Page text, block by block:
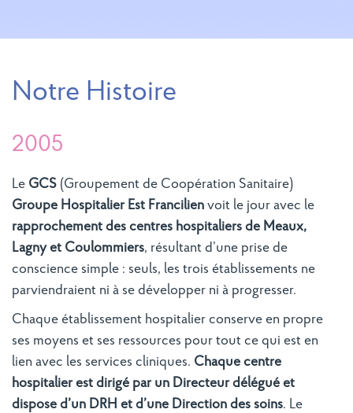
Notre Histoire
2005
Le GCS (Groupement de Coopération Sanitaire)
Groupe Hospitalier Est Francilien voit le jour avec le
rapprochement des centres hospitaliers de Meaux,
Lagny et Coulommiers, résultant d’une prise de
conscience simple : seuls, les trois établissements ne
parviendraient ni à se développer ni à progresser.
Chaque établissement hospitalier conserve en propre
ses moyens et ses ressources pour tout ce qui est en
lien avec les services cliniques. Chaque centre
hospitalier est dirigé par un Directeur délégué et
dispose d’un DRH et d’une Direction des soins. Le